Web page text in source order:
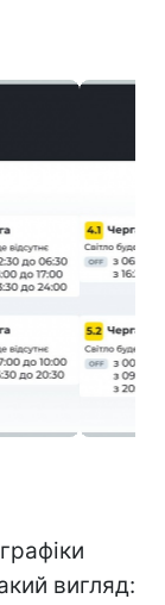
графіки
вигляд: